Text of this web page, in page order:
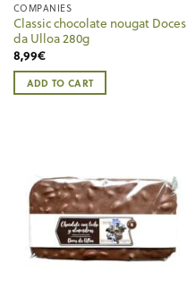
COMPANIES
Classic chocolate nougat Doces
da Ulloa 280g
8,99€
ADD TO CART